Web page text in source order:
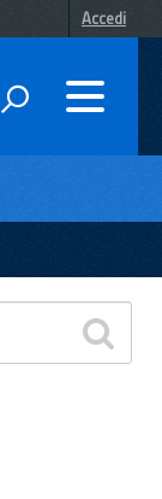
Accedi